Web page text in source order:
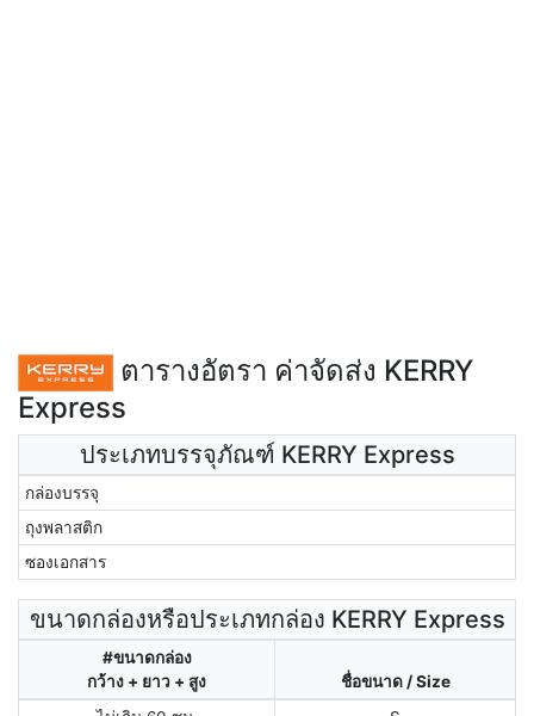
ตารางอัตรา ค่าจัดส่ง KERRY
Express
ประเภทบรรจุภัณฑ์ KERRY Express
กล่องบรรจุ
ถุงพลาสติก
ซองเอกสาร
ขนาดกล่องหรือประเภทกล่อง KERRY Express
#ขนาดกล่อง
กว้าง + ยาว + สูง
ชื่อขนาด / Size